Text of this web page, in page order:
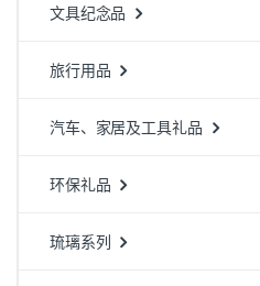
文具纪念品
旅行用品
汽车、家居及工具礼品
环保礼品
琉璃系列